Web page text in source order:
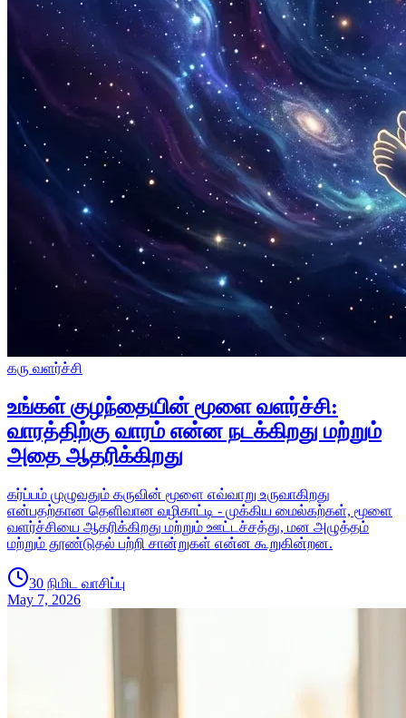
கரு வளர்ச்சி
உங்கள் குழந்தையின் மூளை வளர்ச்சி:
வாரத்திற்கு வாரம் என்ன நடக்கிறது மற்றும்
அதை ஆதரிக்கிறது
கர்ப்பம் முழுவதும் கருவின் மூளை எவ்வாறு உருவாகிறது
என்பதற்கான தெளிவான வழிகாட்டி - முக்கிய மைல்கற்கள், மூளை
வளர்ச்சியை ஆதரிக்கிறது மற்றும் ஊட்டச்சத்து, மன அழுத்தம்
மற்றும் தூண்டுதல் பற்றி சான்றுகள் என்ன கூறுகின்றன.
30 நிமிட வாசிப்பு
May 7, 2026